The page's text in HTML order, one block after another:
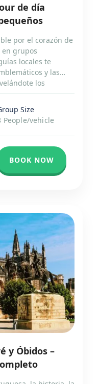
de día
por el corazón de
grupos
locales te
y las
los
hasta el
Size
People/vehicle
BOOK NOW
y Óbidos –